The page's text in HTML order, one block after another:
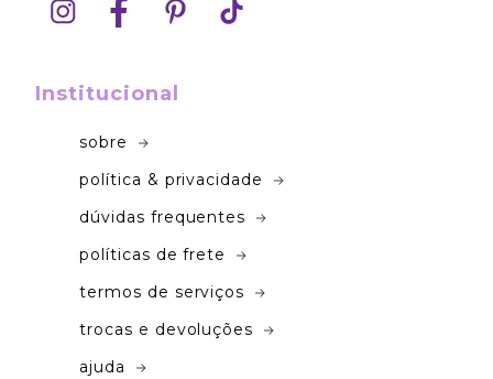
Institucional
sobre
política & privacidade
dúvidas frequentes
políticas de frete
termos de serviços
trocas e devoluções
ajuda